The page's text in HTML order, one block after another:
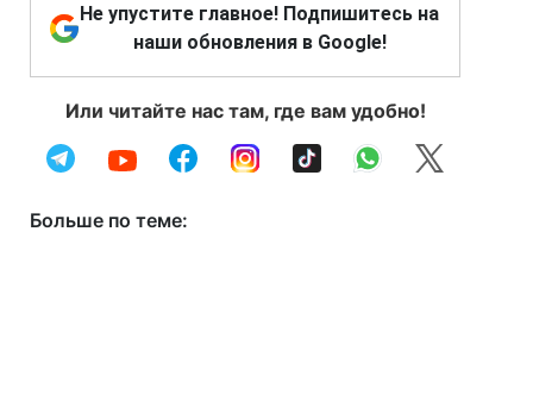
Не упустите главное! Подпишитесь на
наши обновления в Google!
Или читайте нас там, где вам удобно!
Больше по теме: